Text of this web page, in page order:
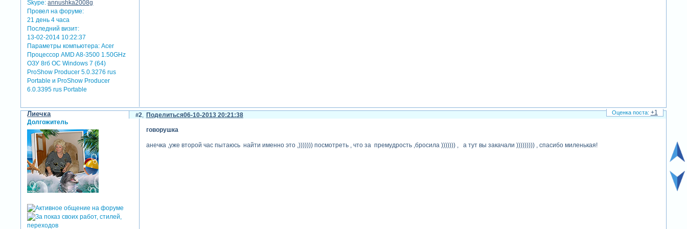
Skype: annushka2008g
Провел на форуме:
21 день 4 часа
Последний визит:
13-02-2014 10:22:37
Параметры компьютера: Acer
Процессор AMD A8-3500 1.50GHz
ОЗУ 8гб ОС Windows 7 (64)
ProShow Producer 5.0.3276 rus
Portable и ProShow Producer
6.0.3395 rus Portable
Поделиться
2 06-10-2013 20:21:38
Лиечка
Долгожитель
говорушка
анечка ,уже второй час пытаюсь найти именно это ,))))))) посмотреть , что за премудрость ,бросила ))))))) , а тут вы закачали ))))))))) , спасибо миленькая!
+1